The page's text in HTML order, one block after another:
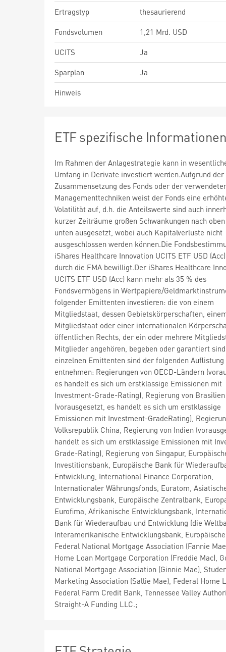
Ertragstyp
thesaurierend
Fondsvolumen
1,21 Mrd. USD
UCITS
Ja
Sparplan
Ja
Hinweis
ETF spezifische
Im Rahmen der Anlagestrategie kann in
Umfang in Derivate investiert werden.Aufgrund der
Zusammensetzung des Fonds oder der
Managementtechniken weist der Fonds eine
Volatilität auf, d.h. die Anteilswerte sind auch
kurzer Zeiträume großen Schwankungen nach
unten ausgesetzt, wobei auch Kapitalverluste nicht
ausgeschlossen werden können.Die
iShares Healthcare Innovation UCITS ETF USD
durch die FMA bewilligt.Der iShares Healthcare
UCITS ETF USD (Acc) kann mehr als 35 % des
Fondsvermögens in Wertpapiere/
folgender Emittenten investieren: die von einem
Mitgliedstaat, dessen Gebietskörperschaften,
Mitgliedstaat oder einer internationalen
öffentlichen Rechts, der ein oder mehrere
Mitglieder angehören, begeben oder garantiert
einzelnen Emittenten sind der folgenden Auflistung
entnehmen: Regierungen von OECD-Ländern
es handelt es sich um erstklassige Emissionen mit
Investment-Grade-Rating), Regierung von Brasilien
(vorausgesetzt, es handelt es sich um erstklassige
Emissionen mit Investment-GradeRating),
Volksrepublik China, Regierung von Indien
handelt es sich um erstklassige Emissionen mit
Grade-Rating), Regierung von Singapur,
Investitionsbank, Europäische Bank für
Entwicklung, International Finance Corporation,
Internationaler Währungsfonds, Euratom,
Entwicklungsbank, Europäische Zentralbank,
Eurofima, Afrikanische Entwicklungsbank,
Bank für Wiederaufbau und Entwicklung (die
Interamerikanische Entwicklungsbank,
Federal National Mortgage Association (Fannie
Home Loan Mortgage Corporation (Freddie Mac),
National Mortgage Association (Ginnie Mae),
Marketing Association (Sallie Mae), Federal Home
Federal Farm Credit Bank, Tennessee Valley
Straight-A Funding LLC.;